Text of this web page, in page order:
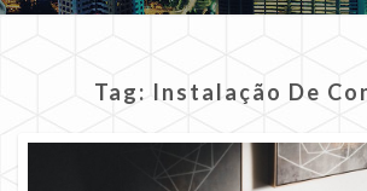
Tag: Instalação De